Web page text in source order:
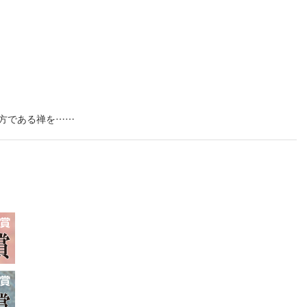
方である禅を……